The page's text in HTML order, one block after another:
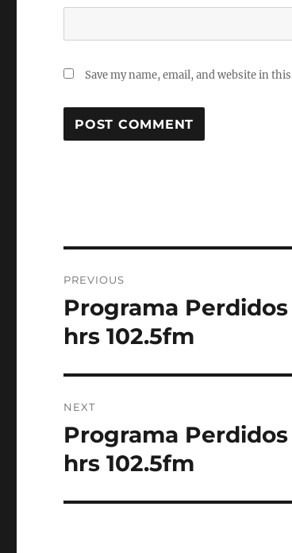
Save my name, email, and website in
navigation
PREVIOUS
Previous
post:
Programa Perdidos
hrs 102.5fm
NEXT
Next
post:
Programa
hrs 102.5fm